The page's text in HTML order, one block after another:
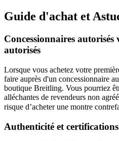
Guide d'achat et
Concessionnaires autorisés
autorisés
Lorsque vous achetez votre
faire auprès d'un concessionnaire
boutique Breitling. Vous pourriez
alléchantes de revendeurs non
risque d’acheter une montre
Authenticité et certifications